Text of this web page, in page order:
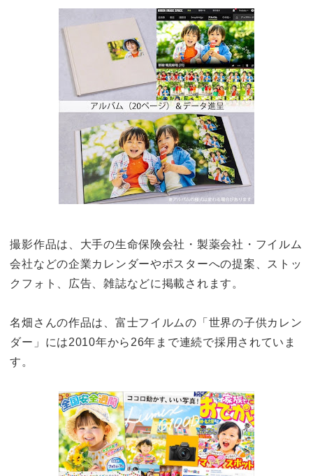
撮影作品は、大手の生命保険会社・製薬会社・フイルム
会社などの企業カレンダーやポスターへの提案、ストッ
クフォト、広告、雑誌などに掲載されます。
名畑さんの作品は、富士フイルムの「世界の子供カレン
ダー」には2010年から26年まで連続で採用されていま
す。